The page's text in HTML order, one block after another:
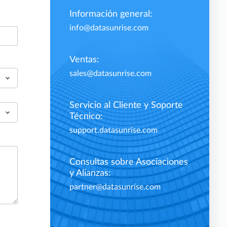
Información general:
info@datasunrise.com
Ventas:
sales@datasunrise.com
Servicio al Cliente y Soporte
Técnico:
support.datasunrise.com
Consultas sobre Asociaciones
y Alianzas:
partner@datasunrise.com